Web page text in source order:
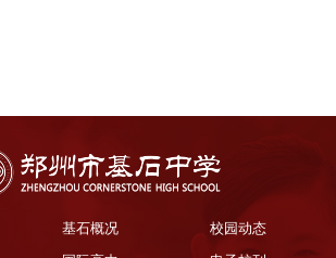
基石概况
校园动态